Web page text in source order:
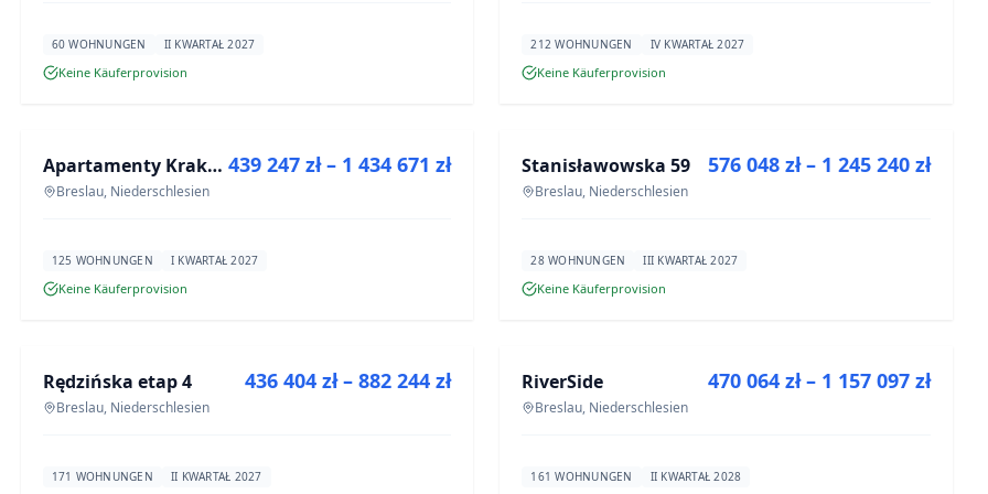
60 WOHNUNGEN II KWARTAŁ 2027
Keine Käuferprovision
212 WOHNUNGEN IV KWARTAŁ 2027
Keine Käuferprovision
NEUBAU Apartamenty Krakowska 6
Breslau, Niederschlesien
439 247 zł – 1 434 671 zł
125 WOHNUNGEN I KWARTAŁ 2027
Keine Käuferprovision
NEUBAU
Stanisławowska 59
Breslau, Niederschlesien
576 048 zł – 1 245 240 zł
28 WOHNUNGEN III KWARTAŁ 2027
Keine Käuferprovision
NEUBAU
Rędzińska etap 4
Breslau, Niederschlesien
436 404 zł – 882 244 zł
171 WOHNUNGEN II KWARTAŁ 2027
NEUBAU
RiverSide
Breslau, Niederschlesien
470 064 zł – 1 157 097 zł
161 WOHNUNGEN II KWARTAŁ 2028